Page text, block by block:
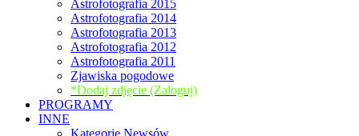
Astrofotografia 2015
Astrofotografia 2014
Astrofotografia 2013
Astrofotografia 2012
Astrofotografia 2011
Zjawiska pogodowe
*Dodaj zdjęcie (Zaloguj)
PROGRAMY
INNE
Kategorie Newsów